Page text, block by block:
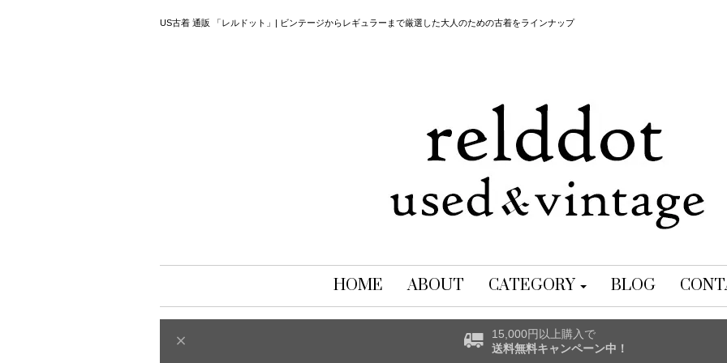
US古着 通販 「レルドット」| ビンテージからレギュラーまで厳選した大人のための古着をラインナップ
HOME ABOUT CATEGORY BLOG
15,000円以上購入で
送料無料キャンペーン中！